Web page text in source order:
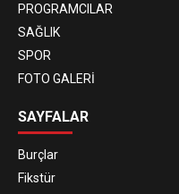
PROGRAMCILAR
SAĞLIK
SPOR
FOTO GALERİ
SAYFALAR
Burçlar
Fikstür